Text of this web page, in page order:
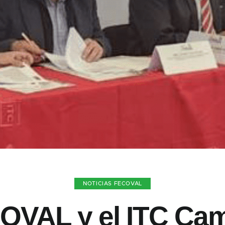
NOTICIAS FECOVAL
y el ITC